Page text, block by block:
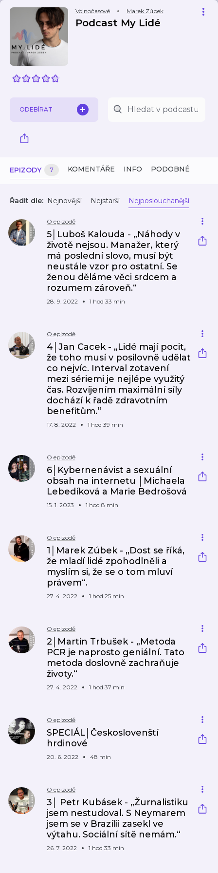
Volnočasové Marek Zúbek
Podcast My Lidé
ODEBÍRAT
EPIZODY 7 KOMENTÁŘE INFO PODOBNÉ
Řadit dle: Nejnovější Nejstarší Nejposlouchanější
O epizodě
5│Luboš Kalouda - „Náhody v
životě nejsou. Manažer, který
má poslední slovo, musí být
neustále vzor pro ostatní. Se
ženou děláme věci srdcem a
rozumem zároveň.“
28. 9. 2022 1 hod 33 min
O epizodě
4│Jan Cacek - „Lidé mají pocit,
že toho musí v posilovně udělat
co nejvíc. Interval zotavení
mezi sériemi je nejlépe využitý
čas. Rozvíjením maximální síly
dochází k řadě zdravotním
benefitům.“
17. 8. 2022 1 hod 39 min
O epizodě
6│Kybernenávist a sexuální
obsah na internetu │Michaela
Lebedíková a Marie Bedrošová
15. 1. 2023 1 hod 8 min
O epizodě
1│Marek Zúbek - „Dost se říká,
že mladí lidé zpohodlněli a
myslím si, že se o tom mluví
právem“.
27. 4. 2022 1 hod 25 min
O epizodě
2│Martin Trbušek - „Metoda
PCR je naprosto geniální. Tato
metoda doslovně zachraňuje
životy.“
27. 4. 2022 1 hod 37 min
O epizodě
SPECIÁL│Českoslovenští
hrdinové
20. 6. 2022 48 min
O epizodě
3│ Petr Kubásek - „Žurnalistiku
jsem nestudoval. S Neymarem
jsem se v Brazílii zasekl ve
výtahu. Sociální sítě nemám.“
26. 7. 2022 1 hod 33 min